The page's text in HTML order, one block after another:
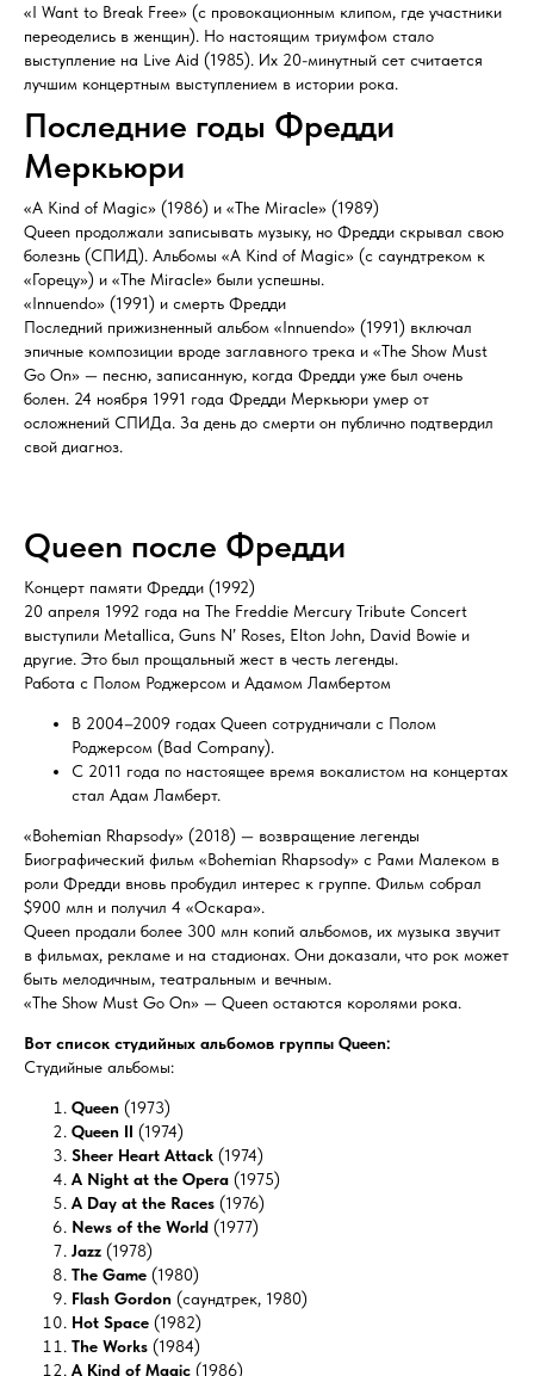
«I Want to Break Free» (с провокационным клипом, где участники
переоделись в женщин). Но настоящим триумфом стало
выступление на Live Aid (1985). Их 20-минутный сет считается
лучшим концертным выступлением в истории рока.
Последние годы Фредди
Меркьюри
«A Kind of Magic» (1986) и «The Miracle» (1989)
Queen продолжали записывать музыку, но Фредди скрывал свою
болезнь (СПИД). Альбомы «A Kind of Magic» (с саундтреком к
«Горецу») и «The Miracle» были успешны.
«Innuendo» (1991) и смерть Фредди
Последний прижизненный альбом «Innuendo» (1991) включал
эпичные композиции вроде заглавного трека и «The Show Must
Go On» — песню, записанную, когда Фредди уже был очень
болен. 24 ноября 1991 года Фредди Меркьюри умер от
осложнений СПИДа. За день до смерти он публично подтвердил
свой диагноз.
Queen после Фредди
Концерт памяти Фредди (1992)
20 апреля 1992 года на The Freddie Mercury Tribute Concert
выступили Metallica, Guns N’ Roses, Elton John, David Bowie и
другие. Это был прощальный жест в честь легенды.
Работа с Полом Роджерсом и Адамом Ламбертом
В 2004–2009 годах Queen сотрудничали с Полом
Роджерсом (Bad Company).
С 2011 года по настоящее время вокалистом на концертах
стал Адам Ламберт.
«Bohemian Rhapsody» (2018) — возвращение легенды
Биографический фильм «Bohemian Rhapsody» с Рами Малеком в
роли Фредди вновь пробудил интерес к группе. Фильм собрал
$900 млн и получил 4 «Оскара».
Queen продали более 300 млн копий альбомов, их музыка звучит
в фильмах, рекламе и на стадионах. Они доказали, что рок может
быть мелодичным, театральным и вечным.
«The Show Must Go On» — Queen остаются королями рока.
Вот список студийных альбомов группы Queen:
Студийные альбомы:
Queen (1973)
Queen II (1974)
Sheer Heart Attack (1974)
A Night at the Opera (1975)
A Day at the Races (1976)
News of the World (1977)
Jazz (1978)
The Game (1980)
Flash Gordon (саундтрек, 1980)
Hot Space (1982)
The Works (1984)
A Kind of Magic (1986)